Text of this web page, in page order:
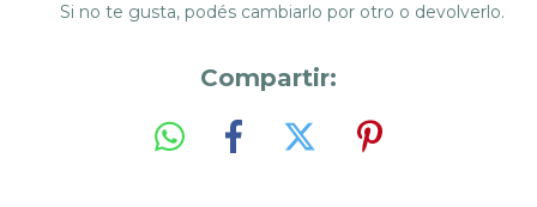
Si no te gusta, podés cambiarlo por otro o devolverlo.
Compartir: